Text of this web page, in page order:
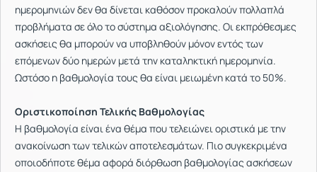
ημερομηνιών δεν θα δίνεται καθόσον προκαλούν πολλαπλά
προβλήματα σε όλο το σύστημα αξιολόγησης. Οι εκπρόθεσμες
ασκήσεις θα μπορούν να υποβληθούν μόνον εντός των
επόμενων δύο ημερών μετά την καταληκτική ημερομηνία.
Ωστόσο η βαθμολογία τους θα είναι μειωμένη κατά το 50%.
Οριστικοποίηση Τελικής Βαθμολογίας
Η βαθμολογία είναι ένα θέμα που τελειώνει οριστικά με την
ανακοίνωση των τελικών αποτελεσμάτων. Πιο συγκεκριμένα
οποιοδήποτε θέμα αφορά διόρθωση βαθμολογίας ασκήσεων